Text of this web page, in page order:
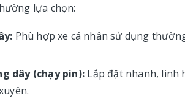
lựa chọn:
Phù hợp xe cá nhân sử dụng
dây (chạy pin): Lắp đặt nhanh, linh